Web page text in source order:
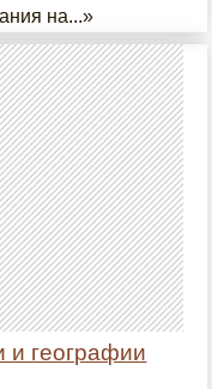
на...»
и географии